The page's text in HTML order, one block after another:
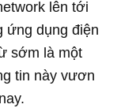
lên tới
ứng dụng điện
sớm là một
tin này vươn